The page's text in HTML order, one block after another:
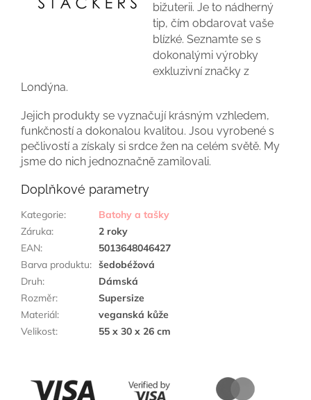
bižuterii. Je to nádherný
tip, čím obdarovat vaše
blízké. Seznamte se s
dokonalými výrobky
exkluzivní značky z
Londýna.
Jejich produkty se vyznačují krásným vzhledem,
funkčností a dokonalou kvalitou. Jsou vyrobené s
pečlivostí a získaly si srdce žen na celém světě. My
jsme do nich jednoznačně zamilovali.
Doplňkové parametry
Kategorie:
Batohy a tašky
Záruka:
2 roky
EAN:
5013648046427
Barva produktu: šedobéžová
Druh:
Dámská
Rozměr:
Supersize
Materiál:
veganská kůže
Velikost: 55 x 30 x 26 cm